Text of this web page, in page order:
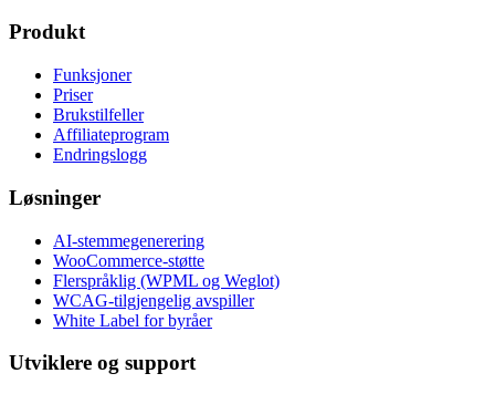
Produkt
Funksjoner
Priser
Brukstilfeller
Affiliateprogram
Endringslogg
Løsninger
AI-stemmegenerering
WooCommerce-støtte
Flerspråklig (WPML og Weglot)
WCAG-tilgjengelig avspiller
White Label for byråer
Utviklere og support